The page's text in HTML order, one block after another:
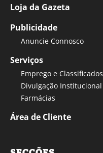
Loja da Gazeta
Publicidade
Anuncie Connosco
Serviços
Emprego e Classificados
Divulgação Institucional
Farmácias
Área de Cliente